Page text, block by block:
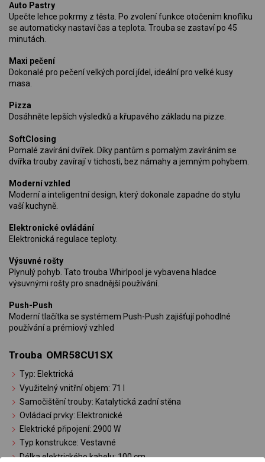
Auto Pastry
Upečte lehce pokrmy z těsta. Po zvolení funkce otočením knoflíku
se automaticky nastaví čas a teplota. Trouba se zastaví po 45
minutách.
Maxi pečení
Dokonalé pro pečení velkých porcí jídel, ideální pro velké kusy
masa.
Pizza
Dosáhněte lepších výsledků a křupavého základu na pizze.
SoftClosing
Pomalé zavírání dvířek. Díky pantům s pomalým zavíráním se
dvířka trouby zavírají v tichosti, bez námahy a jemným pohybem.
Moderní vzhled
Moderní a inteligentní design, který dokonale zapadne do stylu
vaší kuchyně.
Elektronické ovládání
Elektronická regulace teploty.
Výsuvné rošty
Plynulý pohyb. Tato trouba Whirlpool je vybavena hladce
výsuvnými rošty pro snadnější používání.
Push-Push
Moderní tlačítka se systémem Push-Push zajišťují pohodlné
používání a prémiový vzhled
Trouba OMR58CU1SX
Typ: Elektrická
Využitelný vnitřní objem: 71 l
Samočištění trouby: Katalytická zadní stěna
Ovládací prvky: Elektronické
Elektrické připojení: 2900 W
Typ konstrukce: Vestavné
Délka elektrického kabelu: 100 cm